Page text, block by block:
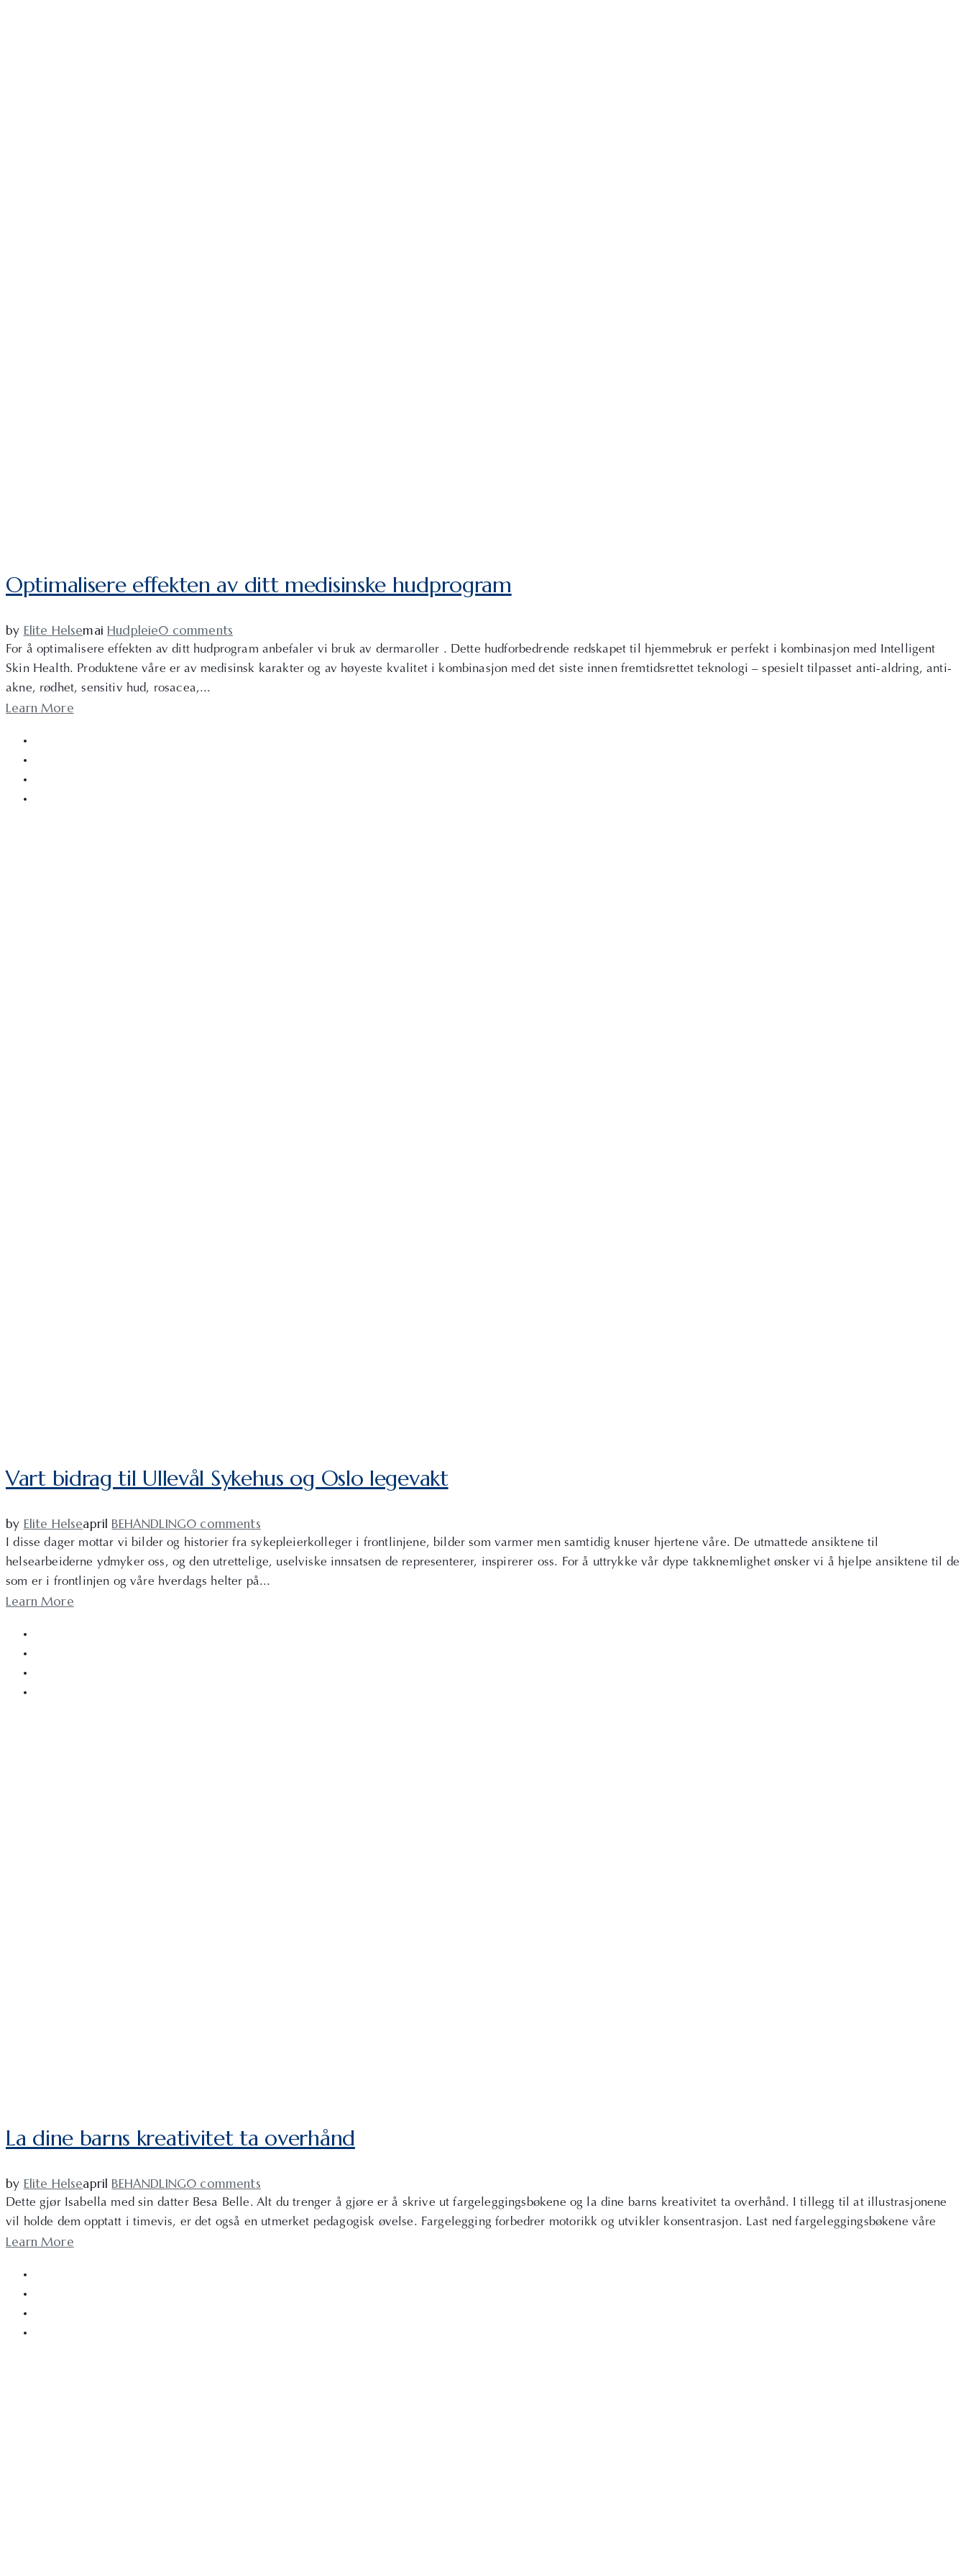
Optimalisere effekten av ditt medisinske hudprogram
by Elite Helsemai Hudpleie0 comments
For å optimalisere effekten av ditt hudprogram anbefaler vi bruk av dermaroller . Dette hudforbedrende redskapet til hjemmebruk er perfekt i kombinasjon med Intelligent
Skin Health. Produktene våre er av medisinsk karakter og av høyeste kvalitet i kombinasjon med det siste innen fremtidsrettet teknologi – spesielt tilpasset anti-aldring, anti-
akne, rødhet, sensitiv hud, rosacea,...
Learn More
Vart bidrag til Ullevål Sykehus og Oslo legevakt
by Elite Helseapril BEHANDLING0 comments
I disse dager mottar vi bilder og historier fra sykepleierkolleger i frontlinjene, bilder som varmer men samtidig knuser hjertene våre. De utmattede ansiktene til
helsearbeiderne ydmyker oss, og den utrettelige, uselviske innsatsen de representerer, inspirerer oss. For å uttrykke vår dype takknemlighet ønsker vi å hjelpe ansiktene til de
som er i frontlinjen og våre hverdags helter på...
Learn More
La dine barns kreativitet ta overhånd
by Elite Helseapril BEHANDLING0 comments
Dette gjør Isabella med sin datter Besa Belle. Alt du trenger å gjøre er å skrive ut fargeleggingsbøkene og la dine barns kreativitet ta overhånd. I tillegg til at illustrasjonene
vil holde dem opptatt i timevis, er det også en utmerket pedagogisk øvelse. Fargelegging forbedrer motorikk og utvikler konsentrasjon. Last ned fargeleggingsbøkene våre
Learn More